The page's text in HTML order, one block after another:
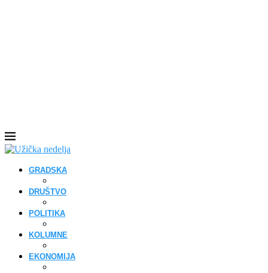
GRADSKA
DRUŠTVO
POLITIKA
KOLUMNE
EKONOMIJA